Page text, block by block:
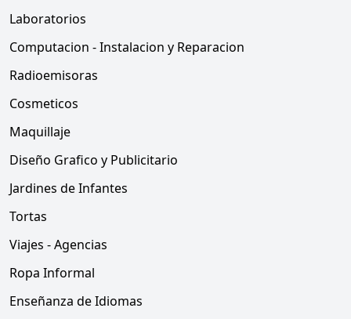
Laboratorios
Computacion - Instalacion y Reparacion
Radioemisoras
Cosmeticos
Maquillaje
Diseño Grafico y Publicitario
Jardines de Infantes
Tortas
Viajes - Agencias
Ropa Informal
Enseñanza de Idiomas